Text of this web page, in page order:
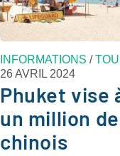
INFORMATIONS /
26 AVRIL 2024
Phuket vise
un million
chinois